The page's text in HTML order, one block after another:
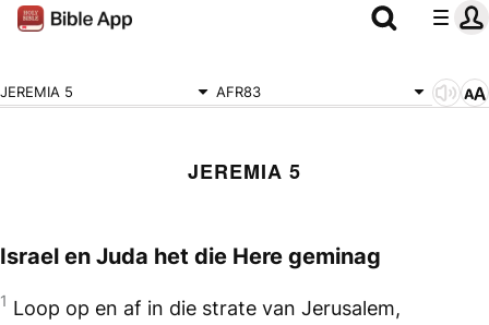
JEREMIA 5 AFR83
JEREMIA 5
Israel en Juda het die Here geminag
1 Loop op en af in die strate van Jerusalem,